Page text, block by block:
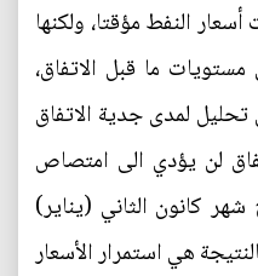
النفط مؤقتا، ولكنها
ما قبل الاتفاق،
لمدى جدية الاتفاق
لن يؤدي الى امتصاص
كانون الثاني (يناير)
هي استمرار الأسعار